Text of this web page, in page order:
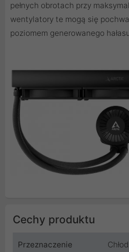
pełnych obrotach przy
wentylatory te mogą się
poziomem generowanego
Cechy produktu
Przeznaczenie